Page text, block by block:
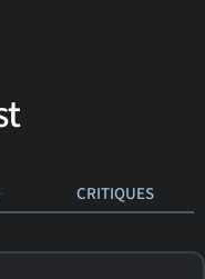
CRITIQUES